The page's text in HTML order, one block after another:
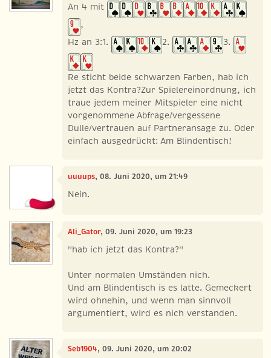
An 4 mit
,
Hz an 3:1.
2. 3.
Re sticht beide schwarzen Farben, hab ich
jetzt das Kontra?Zur Spielereinordnung, ich
traue jedem meiner Mitspieler eine nicht
vorgenommene Abfrage/vergessene
Dulle/vertrauen auf Partneransage zu. Oder
einfach ausgedrückt: Am Blindentisch!
uuuups, 08. Juni 2020, um 21:49
Nein.
Ali_Gator, 09. Juni 2020, um 19:23
"hab ich jetzt das Kontra?"
Unter normalen Umständen nich.
Und am Blindentisch is es latte. Gemeckert
wird ohnehin, und wenn man sinnvoll
argumentiert, wird es nich verstanden.
Seb1904, 09. Juni 2020, um 20:02